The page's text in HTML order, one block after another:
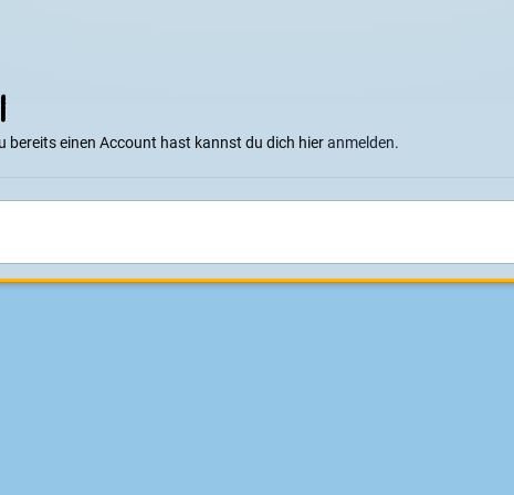
bereits einen Account hast kannst du dich hieranmelden.